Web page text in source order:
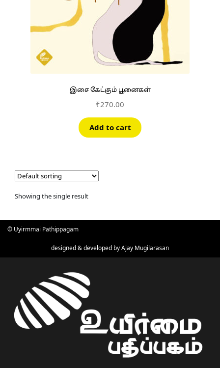
இசை கேட்கும் பூனைகள்
₹270.00
Add to cart
Showing the single result
© Uyirmmai Pathippagam
designed & developed byAjay Mugilarasan